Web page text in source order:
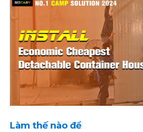
Làm thế nào để